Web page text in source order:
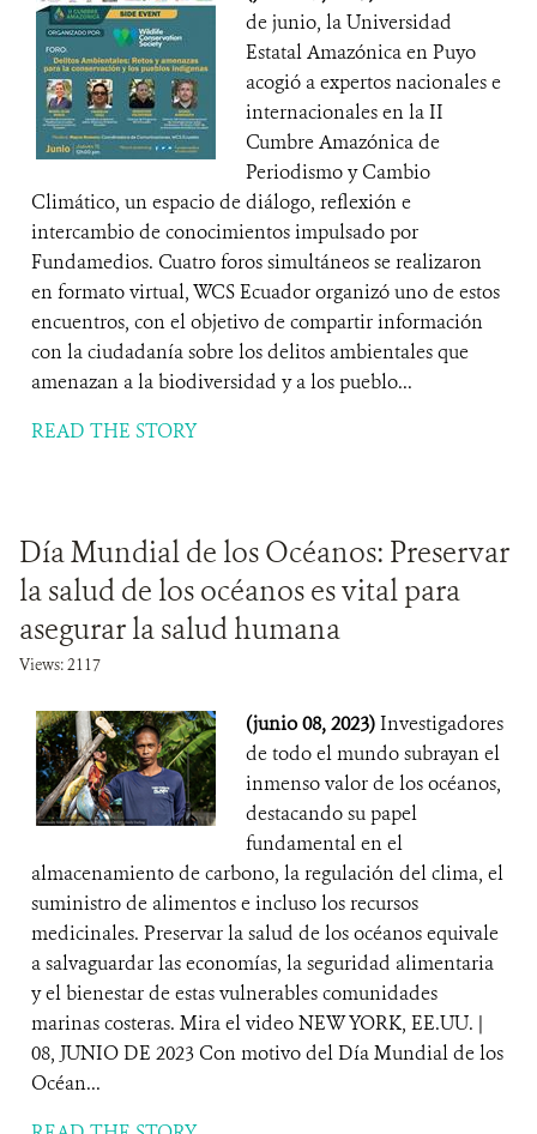
de junio, la Universidad
Estatal Amazónica en Puyo
acogió a expertos nacionales e
internacionales en la II
Cumbre Amazónica de
Periodismo y Cambio
Climático, un espacio de diálogo, reflexión e
intercambio de conocimientos impulsado por
Fundamedios. Cuatro foros simultáneos se realizaron
en formato virtual, WCS Ecuador organizó uno de estos
encuentros, con el objetivo de compartir información
con la ciudadanía sobre los delitos ambientales que
amenazan a la biodiversidad y a los pueblo...
READ THE STORY
Día Mundial de los Océanos: Preservar
la salud de los océanos es vital para
asegurar la salud humana
Views: 2117
(junio 08, 2023)Investigadores
de todo el mundo subrayan el
inmenso valor de los océanos,
destacando su papel
fundamental en el
almacenamiento de carbono, la regulación del clima, el
suministro de alimentos e incluso los recursos
medicinales. Preservar la salud de los océanos equivale
a salvaguardar las economías, la seguridad alimentaria
y el bienestar de estas vulnerables comunidades
marinas costeras. Mira el video NEW YORK, EE.UU. |
08, JUNIO DE 2023 Con motivo del Día Mundial de los
Océan...